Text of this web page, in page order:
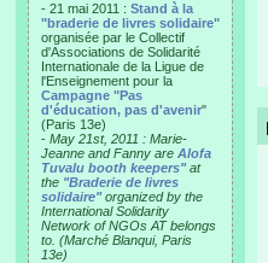
- 21 mai 2011 : Stand à la
"braderie de livres solidaire"
organisée par le Collectif
d'Associations de Solidarité
Internationale de la Ligue de
l'Enseignement pour la
Campagne "Pas
d'éducation, pas d'avenir"
(Paris 13e)
- May 21st, 2011 : Marie-
Jeanne and Fanny are Alofa
Tuvalu booth keepers"at
the "Braderie de livres
solidaire"organized by the
International Solidarity
Network of NGOs AT belongs
to. (Marché Blanqui, Paris
13e)